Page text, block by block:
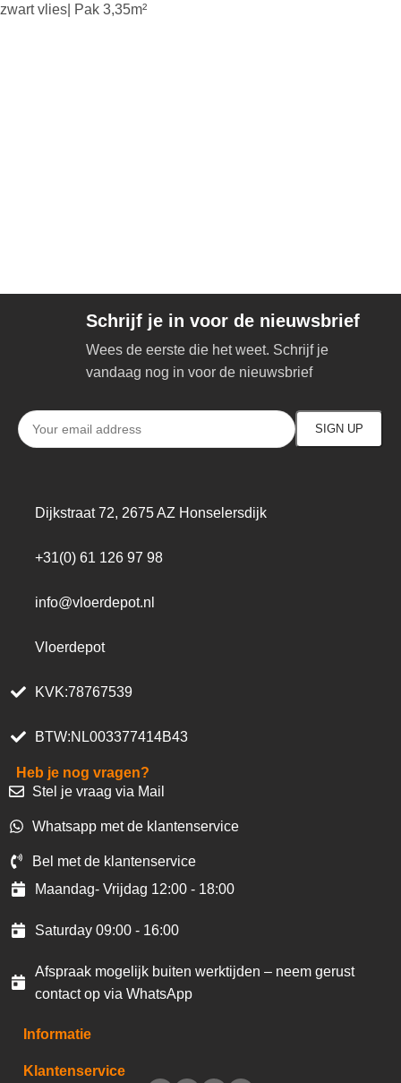
zwart vlies| Pak 3,35m²
Schrijf je in voor de nieuwsbrief
Wees de eerste die het weet. Schrijf je
vandaag nog in voor de nieuwsbrief
Dijkstraat 72, 2675 AZ Honselersdijk
+31(0) 61 126 97 98
info@vloerdepot.nl
Vloerdepot
KVK:78767539
BTW:NL003377414B43
Heb je nog vragen?
Stel je vraag via Mail
Whatsapp met de klantenservice
Bel met de klantenservice
Maandag- Vrijdag 12:00 - 18:00
Saturday 09:00 - 16:00
Afspraak mogelijk buiten werktijden – neem gerust
contact op via WhatsApp
Informatie
Klantenservice